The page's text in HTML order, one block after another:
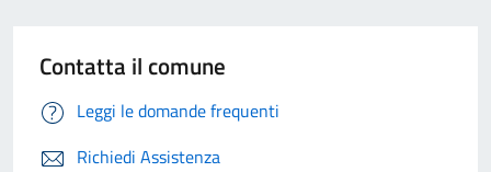
Contatta il comune
Leggi le domande frequenti
Richiedi Assistenza